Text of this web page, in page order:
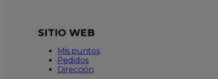
SITIO WEB
Mis puntos
Pedidos
Dirección